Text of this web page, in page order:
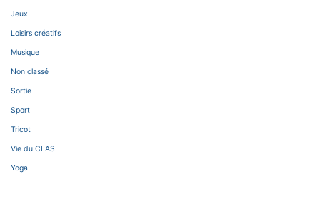
Jeux
Loisirs créatifs
Musique
Non classé
Sortie
Sport
Tricot
Vie du CLAS
Yoga